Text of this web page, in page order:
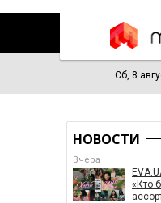
Сб, 8
НОВОСТИ
Вчера
«Кто